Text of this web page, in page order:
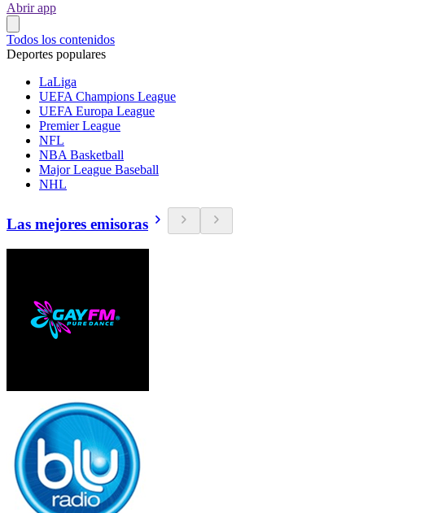
Abrir app
Todos los contenidos
Deportes populares
LaLiga
UEFA Champions League
UEFA Europa League
Premier League
NFL
NBA Basketball
Major League Baseball
NHL
Las mejores emisoras